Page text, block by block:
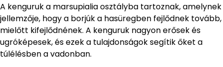
A kenguruk a marsupialia osztályba tartoznak, amelynek
jellemzője, hogy a borjúk a hasüregben fejlődnek tovább,
mielőtt kifejlődnének. A kenguruk nagyon erősek és
ugróképesek, és ezek a tulajdonságok segítik őket a
túlélésben a vadonban.